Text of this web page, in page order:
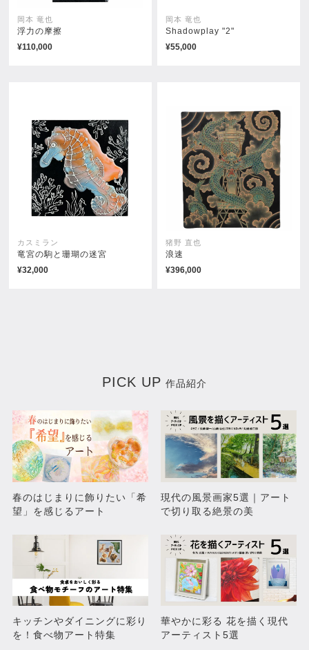
kemonography_Dragon's
Smells like dust.
kemonography(new king)
¥93,500
kemonography(dust)
¥82,500
岡本 竜也
浮力の摩擦
¥110,000
岡本 竜也
Shadowplay "2"
¥55,000
カスミラン
竜宮の駒と珊瑚の迷宮
¥32,000
猪野 直也
浪速
¥396,000
PICK UP 作品紹介
春のはじまりに飾りたい「希
望」を感じるアート
現代の風景画家5選｜アート
で切り取る絶景の美
キッチンやダイニングに彩り
を！食べ物アート特集
華やかに彩る 花を描く現代
アーティスト5選